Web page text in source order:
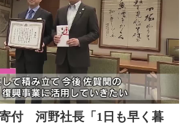
付 河野社長「1日も早く暮